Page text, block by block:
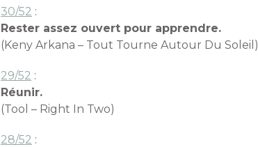
30/52 :
Rester assez ouvert pour apprendre.
(Keny Arkana – Tout Tourne Autour Du Soleil)
29/52 :
Réunir.
(Tool – Right In Two)
28/52 :